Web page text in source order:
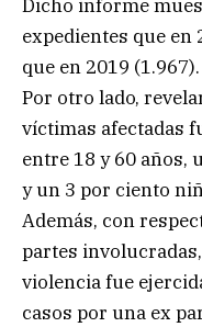
Dicho informe
expedientes que en
que en 2019 (1.967).
Por otro lado,
víctimas afectadas
entre 18 y 60 años,
y un 3 por ciento
Además, con
partes
violencia fue
casos por una ex